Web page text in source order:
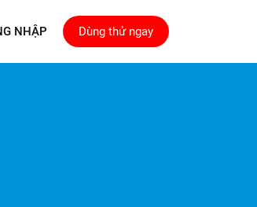
NHẬP Dùng thử ngay